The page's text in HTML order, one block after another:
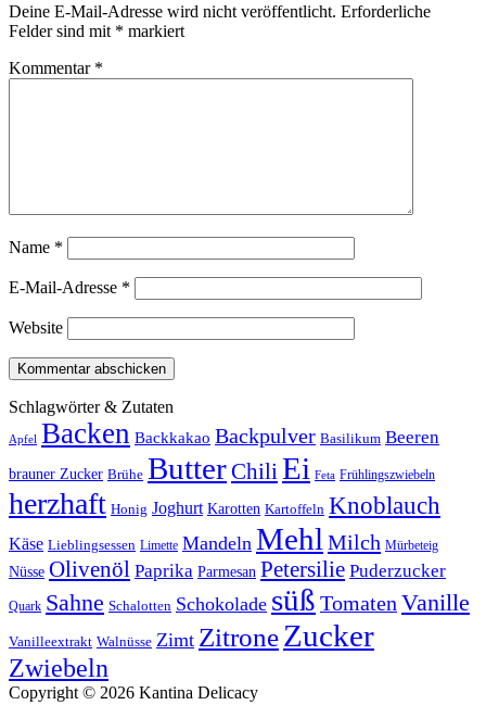
Deine E-Mail-Adresse wird nicht veröffentlicht. Erforderliche
Felder sind mit * markiert
Kommentar *
Name *
E-Mail-Adresse *
Website
Schlagwörter & Zutaten
Apfel Backen Backkakao Backpulver Basilikum Beeren
brauner Zucker Brühe ButterChili Ei Feta Frühlingszwiebeln
herzhaft Honig Joghurt Karotten Kartoffeln Knoblauch
Käse Lieblingsessen Limette Mandeln Mehl Milch Mürbeteig
Nüsse Olivenöl Paprika Parmesan Petersilie Puderzucker
Quark Sahne Schalotten Schokolade süß Tomaten Vanille
Vanilleextrakt Walnüsse Zimt ZitroneZucker
Zwiebeln
Copyright © 2026 Kantina Delicacy